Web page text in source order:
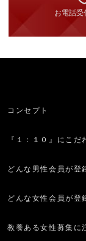
お電話受
コンセプト
『１：１０』にこだ
どんな男性会員が登
どんな女性会員が登
教養ある女性募集に